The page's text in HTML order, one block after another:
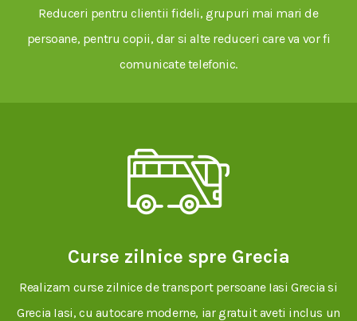
Reduceri pentru clientii fideli, grupuri mai mari de
persoane, pentru copii, dar si alte reduceri care va vor fi
comunicate telefonic.
Curse zilnice spre Grecia
Realizam curse zilnice de transport persoane Iasi Grecia si
Grecia Iasi, cu autocare moderne, iar gratuit aveti inclus un